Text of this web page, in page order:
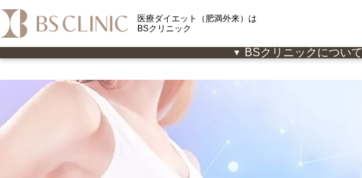
医療ダイエット（肥満外来）は
BSクリニック
BSクリニックについて